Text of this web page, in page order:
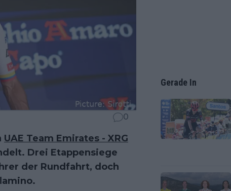
0
UAE Team Emirates - XRG
Drei Etappensiege
der Rundfahrt, doch
Gerade In